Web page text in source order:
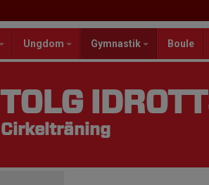
Ungdom Gymnastik Boule
TOLG
Cirkelträning